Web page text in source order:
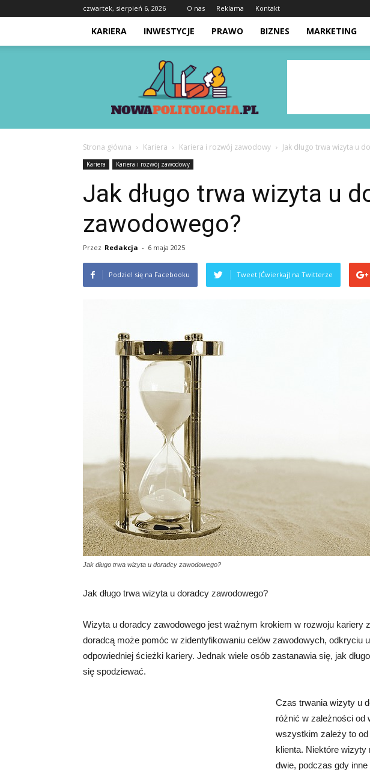
czwartek, sierpień 6, 2026 O nas Reklama Kontakt
KARIERA INWESTYCJE PRAWO BIZNES MARKETING
Nowapolitologia.pl
Strona główna Kariera Kariera i rozwój zawodowy Jak długo trwa wizyta u
Kariera Kariera i rozwój zawodowy
Jak długo trwa wizyta u
zawodowego?
Przez Redakcja - 6 maja 2025
Podziel się na Facebooku Tweet (Ćwierkaj) na Twitterze
Jak długo trwa wizyta u doradcy zawodowego?
Jak długo trwa wizyta u doradcy zawodowego?
Wizyta u doradcy zawodowego jest ważnym krokiem w rozwoju kariery
doradcą może pomóc w zidentyfikowaniu celów zawodowych, odkryciu
odpowiedniej ścieżki kariery. Jednak wiele osób zastanawia się, jak
się spodziewać.
Czas trwania wizyty u
różnić w zależności od
wszystkim zależy to
klienta. Niektóre
dwie, podczas gdy